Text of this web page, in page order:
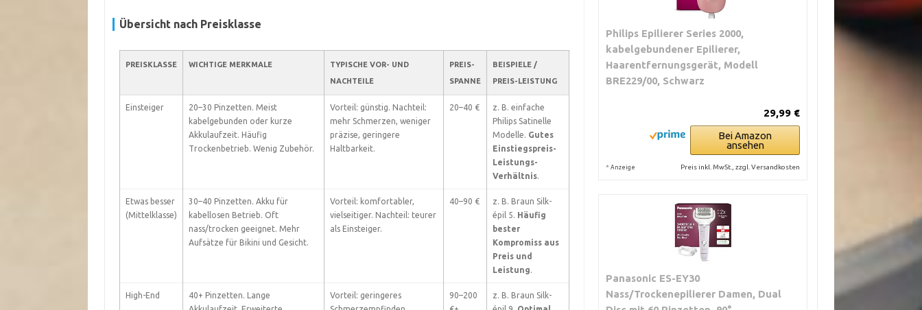
Übersicht nach Preisklasse
PREISKLASSE WICHTIGE MERKMALE
TYPISCHE VOR- UND
NACHTEILE
PREIS-
SPANNE
BEISPIELE /
PREIS-LEISTUNG
Einsteiger
20–30 Pinzetten. Meist
kabelgebunden oder kurze
Akkulaufzeit. Häufig
Trockenbetrieb. Wenig Zubehör.
Vorteil: günstig. Nachteil:
mehr Schmerzen, weniger
präzise, geringere
Haltbarkeit.
20–40 €
z. B. einfache
Philips Satinelle
Modelle. Gutes
Einstiegspreis-
Leistungs-
Verhältnis.
Etwas besser
(Mittelklasse)
30–40 Pinzetten. Akku für
kabellosen Betrieb. Oft
nass/trocken geeignet. Mehr
Aufsätze für Bikini und Gesicht.
Vorteil: komfortabler,
vielseitiger. Nachteil: teurer
als Einsteiger.
40–90 €
z. B. Braun Silk-
épil 5. Häufig
bester
Kompromiss aus
Preis und
Leistung.
High-End
40+ Pinzetten. Lange
Vorteil: geringeres
90–200
z. B. Braun Silk-
Philips Epilierer Series 2000,
kabelgebundener Epilierer,
Haarentfernungsgerät, Modell
BRE229/00, Schwarz
29,99 €
Bei Amazon
ansehen
* Anzeige Preis inkl. MwSt., zzgl. Versandkosten
Panasonic ES-EY30
Nass/Trockenepilierer Damen, Dual